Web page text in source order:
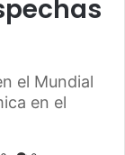
el Mundial
en el